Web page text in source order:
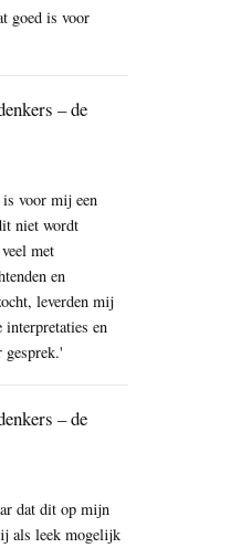
goed is voor
– de
voor mij een
niet wordt
met
en
leverden mij
en
– de
dat dit op mijn
als leek mogelijk